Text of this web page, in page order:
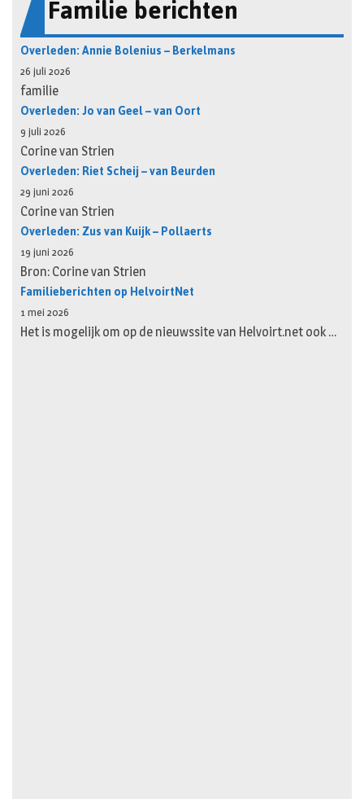
Familie berichten
Overleden: Annie Bolenius – Berkelmans
26 juli 2026
familie
Overleden: Jo van Geel – van Oort
9 juli 2026
Corine van Strien
Overleden: Riet Scheij – van Beurden
29 juni 2026
Corine van Strien
Overleden: Zus van Kuijk – Pollaerts
19 juni 2026
Bron: Corine van Strien
Familieberichten op HelvoirtNet
1 mei 2026
Het is mogelijk om op de nieuwssite van Helvoirt.net ook …